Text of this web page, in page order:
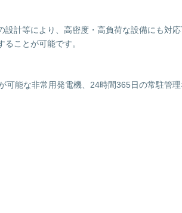
計等により、高密度・高負荷な設備にも対
ことが可能です。
可能な非常用発電機、24時間365日の常駐管